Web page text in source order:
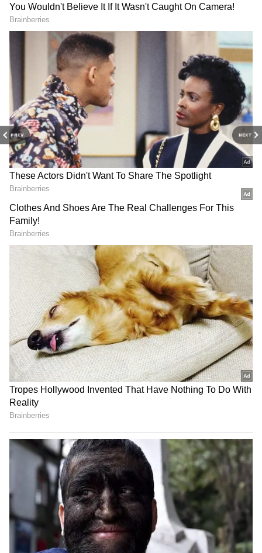
PREV NEXT
అర్థం) అంటూ పిలిచాడు. అంతేకాకుండా, పక్కనే ఉన్న
నమన్ ధీర్‌ను చూపిస్తూ.. ఇతను పంజాబ్ అసలైన వెలుగు,
నీ ముఖం చూసుకో అంటూ వెటకారంగా మాట్లాడాడు. ఈ
వీడియో వైరల్ కావడంతో క్రికెట్ లవర్స్, ముఖ్యంగా సౌత్
ఇండియా అభిమానులు అర్ష్‌దీప్ తీరుపై ఫైర్ అవుతున్నారు.
ఫ్రెండ్లీగా ఉన్నా కూడా రంగును ఉద్దేశించి కామెంట్ చేయడం
సరైంది కాదని నెటిజన్లు క్లాస్ పీకుతున్నారు.
In this video, Arshdeep Singh mocked
Tilak Varma for his look and he played
a match-winning knock, he compared
him to Naman, calling him the “real
beauty of Punjab” naman scored just
9 runs and dropped sitters. 😭
pic.twitter.com/FxB4EADF4E
— Vipin Tiwari (@Vipintiwari952)May
14, 2026